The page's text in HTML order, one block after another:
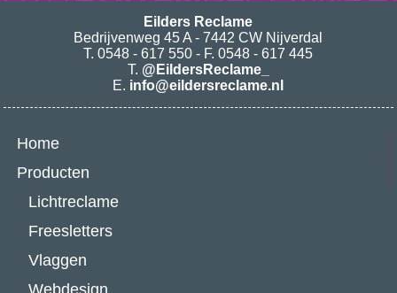
Eilders Reclame
Bedrijvenweg 45 A - 7442 CW Nijverdal
T. 0548 - 617 550 - F. 0548 - 617 445
T. @EildersReclame_
E. info@eildersreclame.nl
Home
Producten
Lichtreclame
Freesletters
Vlaggen
Webdesign